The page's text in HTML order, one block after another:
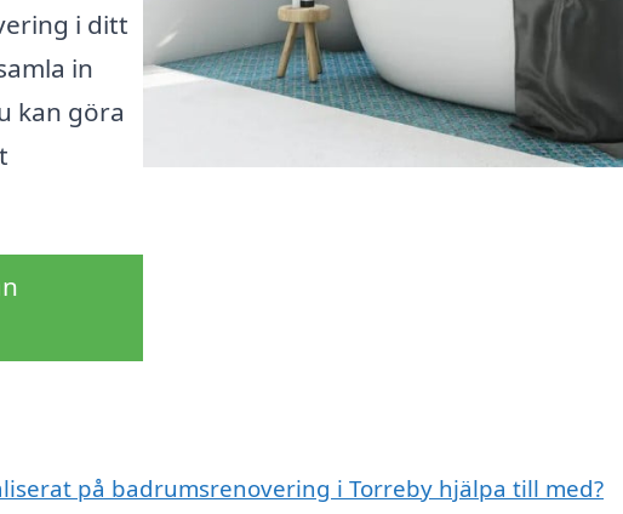
i ditt
in
kan göra
på badrumsrenovering i Torreby hjälpa till med?